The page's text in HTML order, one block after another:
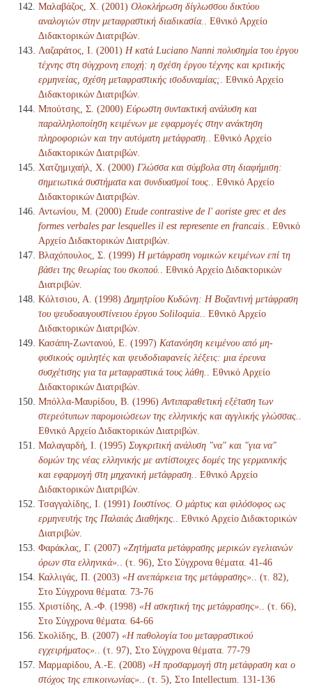
Μαλαβάζος, Χ. (2001) Ολοκλήρωση δίγλωσσου δικτύου
αναλογιών στην μεταφραστική διαδικασία.
. Εθνικό Αρχείο
Διδακτορικών Διατριβών.
Λαζαράτος, Ι. (2001) Η κατά Luciano Nanni πολυσημία του έργου
τέχνης στη σύγχρονη εποχή: η σχέση έργου τέχνης και κριτικής
ερμηνείας, σχέση μεταφραστικής ισοδυναμίας; . Εθνικό Αρχείο
Διδακτορικών Διατριβών.
Μπούτσης, Σ. (2000) Εύρωστη συντακτική ανάλυση και
παραλληλοποίηση κειμένων με εφαρμογές στην ανάκτηση
πληροφοριών και την αυτόματη μετάφραση.
. Εθνικό Αρχείο
Διδακτορικών Διατριβών.
Χατζημιχαήλ, Χ. (2000) Γλώσσα και σύμβολα στη διαφήμιση:
σημειωτικά συστήματα και συνδυασμοί τους.
. Εθνικό Αρχείο
Διδακτορικών Διατριβών.
Αντωνίου, Μ. (2000) Etude contrastive de l' aoriste grec et des
formes verbales par lesquelles il est represente en francais.
. Εθνικό
Αρχείο Διδακτορικών Διατριβών.
Βλαχόπουλος, Σ. (1999) Η μετάφραση νομικών κειμένων επί τη
βάσει της θεωρίας του σκοπού.
. Εθνικό Αρχείο Διδακτορικών
Διατριβών.
Κόλτσιου, Α. (1998) Δημητρίου Κυδώνη: Η Βυζαντινή μετάφραση
του ψευδοαυγουστίνειου έργου Soliloquia.
. Εθνικό Αρχείο
Διδακτορικών Διατριβών.
Κασάπη-Ζωντανού, Ε. (1997) Κατανόηση κειμένου από μη-
φυσικούς ομιλητές και ψευδοδιαφανείς λέξεις: μια έρευνα
συσχέτισης για τα μεταφραστικά τους λάθη.
. Εθνικό Αρχείο
Διδακτορικών Διατριβών.
Μπόλλα-Μαυρίδου, Β. (1996) Αντιπαραθετική εξέταση των
στερεότυπων παρομοιώσεων της ελληνικής και αγγλικής γλώσσας.
Εθνικό Αρχείο Διδακτορικών Διατριβών.
Μαλαγαρδή, Ι. (1995) Συγκριτική ανάλυση "να" και "για να"
δομών της νέας ελληνικής με αντίστοιχες δομές της γερμανικής
και εφαρμογή στη μηχανική μετάφραση.
. Εθνικό Αρχείο
Διδακτορικών Διατριβών.
Τσαγγαλίδης, Ι. (1991) Ιουστίνος. Ο μάρτυς και φιλόσοφος ως
ερμηνευτής της Παλαιάς Διαθήκης.
. Εθνικό Αρχείο Διδακτορικών
Διατριβών.
Φαράκλας, Γ. (2007) «Ζητήματα μετάφρασης μερικών εγελιανών
όρων στα ελληνικά».
. (τ. 96), Στο Σύγχρονα θέματα. 41-46
Καλλιγάς, Π. (2003) «Η ανεπάρκεια της μετάφρασης».
. (τ. 82),
Στο Σύγχρονα θέματα. 73-76
Χριστίδης, Α.-Φ. (1998) «Η ασκητική της μετάφρασης».
. (τ. 66),
Στο Σύγχρονα θέματα. 64-66
Σκολίδης, Β. (2007) «Η παθολογία του μεταφραστικού
εγχειρήματος».
. (τ. 97), Στο Σύγχρονα θέματα. 77-79
Μαρμαρίδου, Α.-Ε. (2008) «Η προσαρμογή στη μετάφραση και ο
στόχος της επικοινωνίας».
. (τ. 5), Στο Intellectum. 131-136